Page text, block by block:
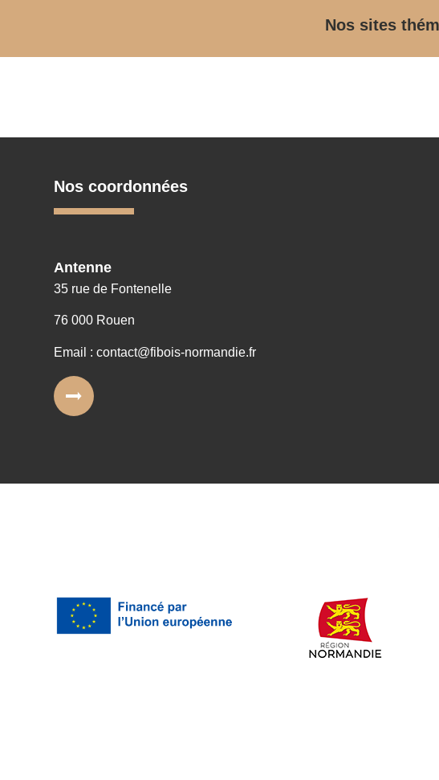
Nos sites
Nos coordonnées
Antenne
35 rue de Fontenelle
76 000 Rouen
Email : contact@fibois-normandie.fr